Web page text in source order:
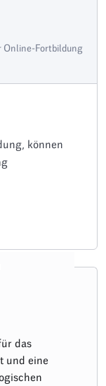
Online-Fortbildung
können
das
und eine